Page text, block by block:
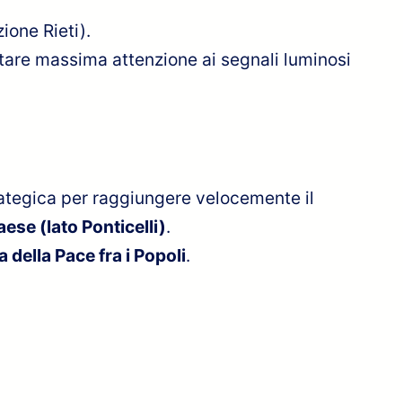
Rieti).
massima attenzione ai segnali luminosi
per raggiungere velocemente il
(lato Ponticelli).
della Pace fra i Popoli.